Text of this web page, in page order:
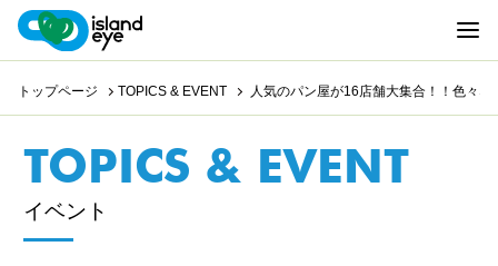
トップページ TOPICS & EVENT 人気のパン屋が16店舗大集合！！色々
TOPICS & EVENT
イベント